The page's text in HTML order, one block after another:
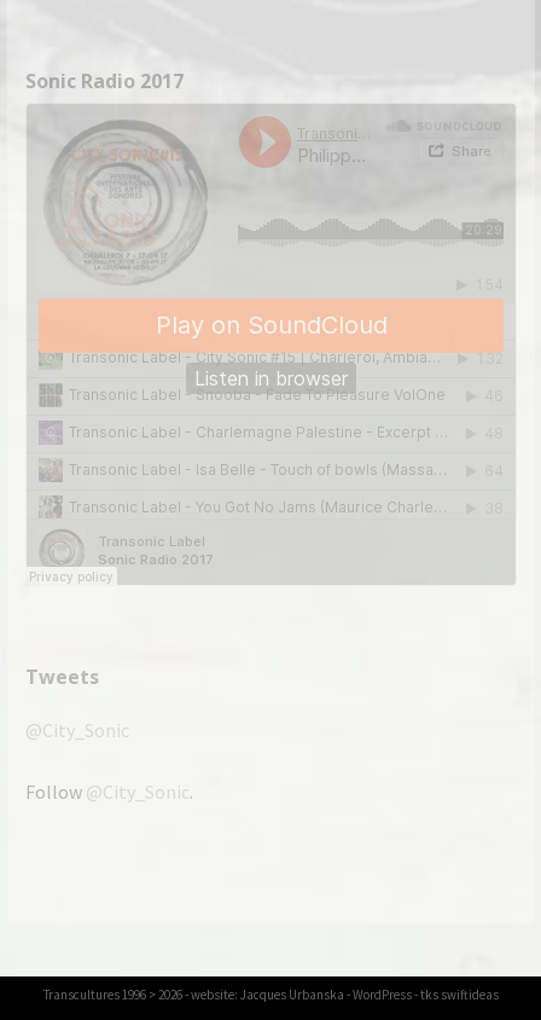
Sonic Radio 2017
Tweets
@City_Sonic
Follow @City_Sonic.
Transcultures1996 > 2026 - website: Jacques Urbanska -WordPress- tks swiftideas